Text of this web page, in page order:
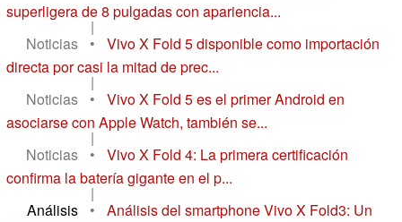
superligera de 8 pulgadas con apariencia...
|
Noticias
•
Vivo X Fold 5 disponible como importación
directa por casi la mitad de prec...
|
Noticias
•
Vivo X Fold 5 es el primer Android en
asociarse con Apple Watch, también se...
|
Noticias
•
Vivo X Fold 4: La primera certificación
confirma la batería gigante en el p...
|
Análisis
•
Análisis del smartphone Vivo X Fold3: Un